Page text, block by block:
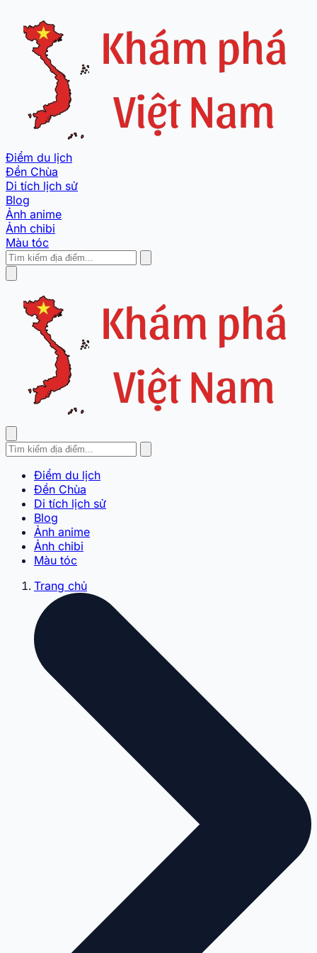
Điểm du lịch
Đền Chùa
Di tích lịch sử
Blog
Ảnh anime
Ảnh chibi
Màu tóc
Điểm du lịch
Đền Chùa
Di tích lịch sử
Blog
Ảnh anime
Ảnh chibi
Màu tóc
Trang chủ